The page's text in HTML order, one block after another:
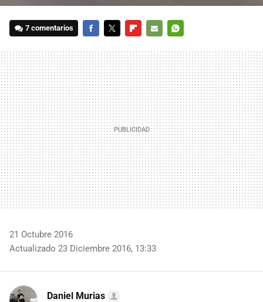
7 comentarios
MAIL
21 Octubre 2016
Actualizado 23 Diciembre 2016, 13:33
Daniel Murias